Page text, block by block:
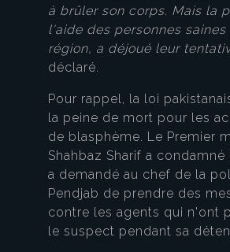
à brûler son corps. Mais la
l'aide des personnes saines
région, a déjoué leur
déclaré.
Pour rappel, la loi
la peine de mort pour les
de blasphème. Le Premier
Shahbaz Sharif a
a demandé au chef de la
Pendjab de prendre des
contre les agents qui n'ont
le suspect pendant sa